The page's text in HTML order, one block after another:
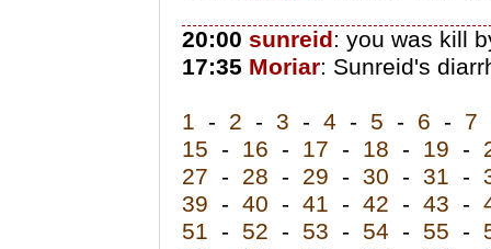
20:00 sunreid: you was kill
17:35 Moriar: Sunreid's
1 - 2 - 3 - 4 - 5 - 6 - 7
15 - 16 - 17 - 18 - 19 -
27 - 28 - 29 - 30 - 31 -
39 - 40 - 41 - 42 - 43 -
51 - 52 - 53 - 54 - 55 -